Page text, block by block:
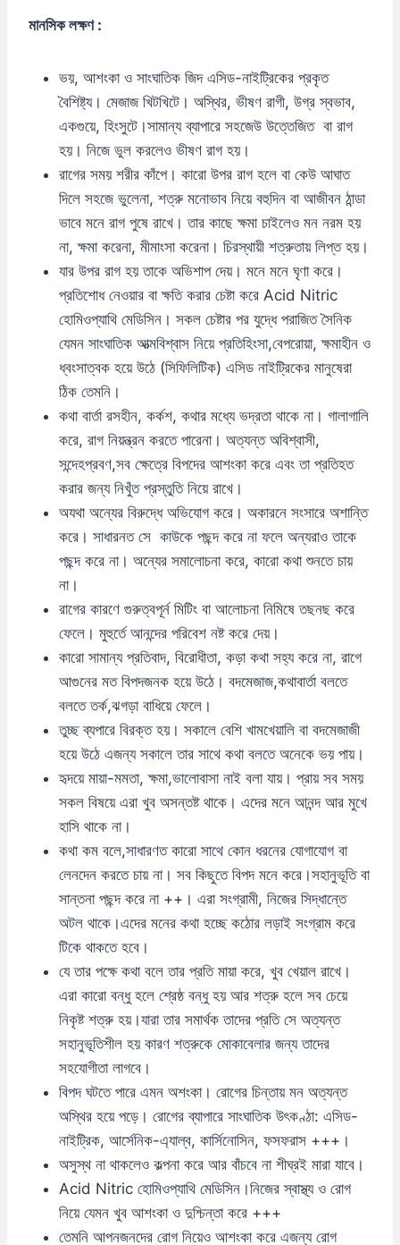
মানসিকলক্ষণ :
ভয়, আশংকা ও সাংঘাতিক জিদ এসিড-নাইট্রিকের প্রকৃত
বৈশিষ্ট্য। মেজাজ খিটখিটে। অস্থির, ভীষণ রাগী, উগ্র স্বভাব,
একগুয়ে, হিংসুটে।সামান্য ব্যাপারে সহজেউ উত্তেজিত বা রাগ
হয়। নিজে ভুল করলেও ভীষণ রাগ হয়।
রাগের সময় শরীর কাঁপে। কারো উপর রাগ হলে বা কেউ আঘাত
দিলে সহজে ভুলেনা, শত্রু মনোভাব নিয়ে বহুদিন বা আজীবন ঠান্ডা
ভাবে মনে রাগ পুষে রাখে। তার কাছে ক্ষমা চাইলেও মন নরম হয়
না, ক্ষমা করেনা, মীমাংসা করেনা। চিরস্থায়ী শত্রুতায় লিপ্ত হয়।
যার উপর রাগ হয় তাকে অভিশাপ দেয়। মনে মনে ঘৃণা করে।
প্রতিশোধ নেওয়ার বা ক্ষতি করার চেষ্টা করে Acid Nitric
হোমিওপ্যাথি মেডিসিন। সকল চেষ্টার পর যুদ্ধে পরাজিত সৈনিক
যেমন সাংঘাতিক আত্মবিশ্বাস নিয়ে প্রতিহিংসা,বেপরোয়া, ক্ষমাহীন ও
ধ্বংসাত্বক হয়ে উঠে (সিফিলিটিক) এসিড নাইট্রিকের মানুষেরা
ঠিক তেমনি।
কথা বার্তা রসহীন, কর্কশ, কথার মধ্যে ভদ্রতা থাকে না। গালাগালি
করে, রাগ নিয়ন্ত্রন করতে পারেনা। অত্যন্ত অবিশ্বাসী,
সন্দেহপ্রবণ,সব ক্ষেত্রে বিপদের আশংকা করে এবং তা প্রতিহত
করার জন্য নিখুঁত প্রস্তুতি নিয়ে রাখে।
অযথা অন্যের বিরুদ্ধে অভিযোগ করে। অকারনে সংসারে অশান্তি
করে। সাধারনত সে কাউকে পছন্দ করে না ফলে অন্যরাও তাকে
পছন্দ করে না। অন্যের সমালোচনা করে, কারো কথা শুনতে চায়
না।
রাগের কারণে গুরুত্বপূর্ন মিটিং বা আলোচনা নিমিষে তছনছ করে
ফেলে। মুহুর্তে আনন্দের পরিবেশ নষ্ট করে দেয়।
কারো সামান্য প্রতিবাদ, বিরোধীতা, কড়া কথা সহ্য করে না, রাগে
আগুনের মত বিপদজনক হয়ে উঠে। বদমেজাজ,কথাবার্তা বলতে
বলতে তর্ক,ঝগড়া বাধিয়ে ফেলে।
তুচ্ছ ব্যপারে বিরক্ত হয়। সকালে বেশি খামখেয়ালি বা বদমেজাজী
হয়ে উঠে এজন্য সকালে তার সাথে কথা বলতে অনেকে ভয় পায়।
হৃদয়ে মায়া-মমতা, ক্ষমা,ভালোবাসা নাই বলা যায়। প্রায় সব সময়
সকল বিষয়ে এরা খুব অসন্তষ্ট থাকে। এদের মনে আনন্দ আর মুখে
হাসি থাকে না।
কথা কম বলে,সাধারণত কারো সাথে কোন ধরনের যোগাযোগ বা
লেনদেন করতে চায় না। সব কিছুতে বিপদ মনে করে।সহানুভূতি বা
সান্তনা পছন্দ করে না ++। এরা সংগ্রামী, নিজের সিদ্ধান্তে
অটল থাকে।এদের মনের কথা হচ্ছে কঠোর লড়াই সংগ্রাম করে
টিকে থাকতে হবে।
যে তার পক্ষে কথা বলে তার প্রতি মায়া করে, খুব খেয়াল রাখে।
এরা কারো বন্ধু হলে শ্রেষ্ঠ বন্ধু হয় আর শত্রু হলে সব চেয়ে
নিকৃষ্ট শত্রু হয়।যারা তার সমার্থক তাদের প্রতি সে অত্যন্ত
সহানুভূতিশীল হয় কারণ শত্রুকে মোকাবেলার জন্য তাদের
সহযোগীতা লাগবে।
বিপদ ঘটতে পারে এমন অশংকা। রোগের চিন্তায় মন অত্যন্ত
অস্থির হয়ে পড়ে। রোগের ব্যাপারে সাংঘাতিক উৎকণ্ঠা: এসিড-
নাইট্রিক, আর্সেনিক-এ্যাল্ব, কার্সিনোসিন, ফসফরাস +++।
অসুস্থ না থাকলেও কল্পনা করে আর বাঁচবে না শীঘ্রই মারা যাবে।
Acid Nitric হোমিওপ্যাথি মেডিসিন।নিজের স্বাস্থ্য ও রোগ
নিয়ে যেমন খুব আশংকা ও দুশ্চিন্তা করে +++
তেমনি আপনজনদের রোগ নিয়েও আশংকা করে এজন্য রোগ